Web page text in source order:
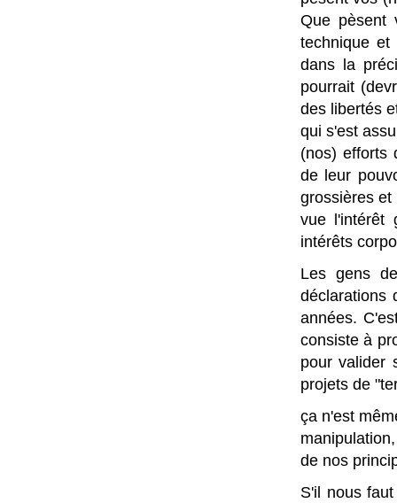
Que pèsent
technique et
dans la
pourrait
des libertés
qui s'est
(nos) efforts
de leur
grossières
vue l'intérêt
intérêts
Les gens
déclarations
années.
consiste à
pour valider
projets de
ça n'est
de nos
S'il nous